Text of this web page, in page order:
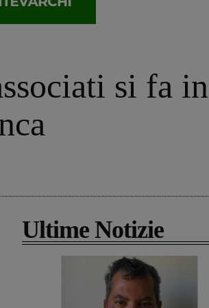
si fa in
Ultime Notizie